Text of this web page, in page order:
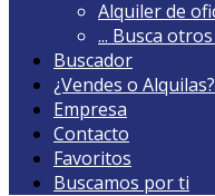
Alquiler de
... Busca
Buscador
¿Vendes o Alquilas?
Empresa
Contacto
Favoritos
Buscamos por ti